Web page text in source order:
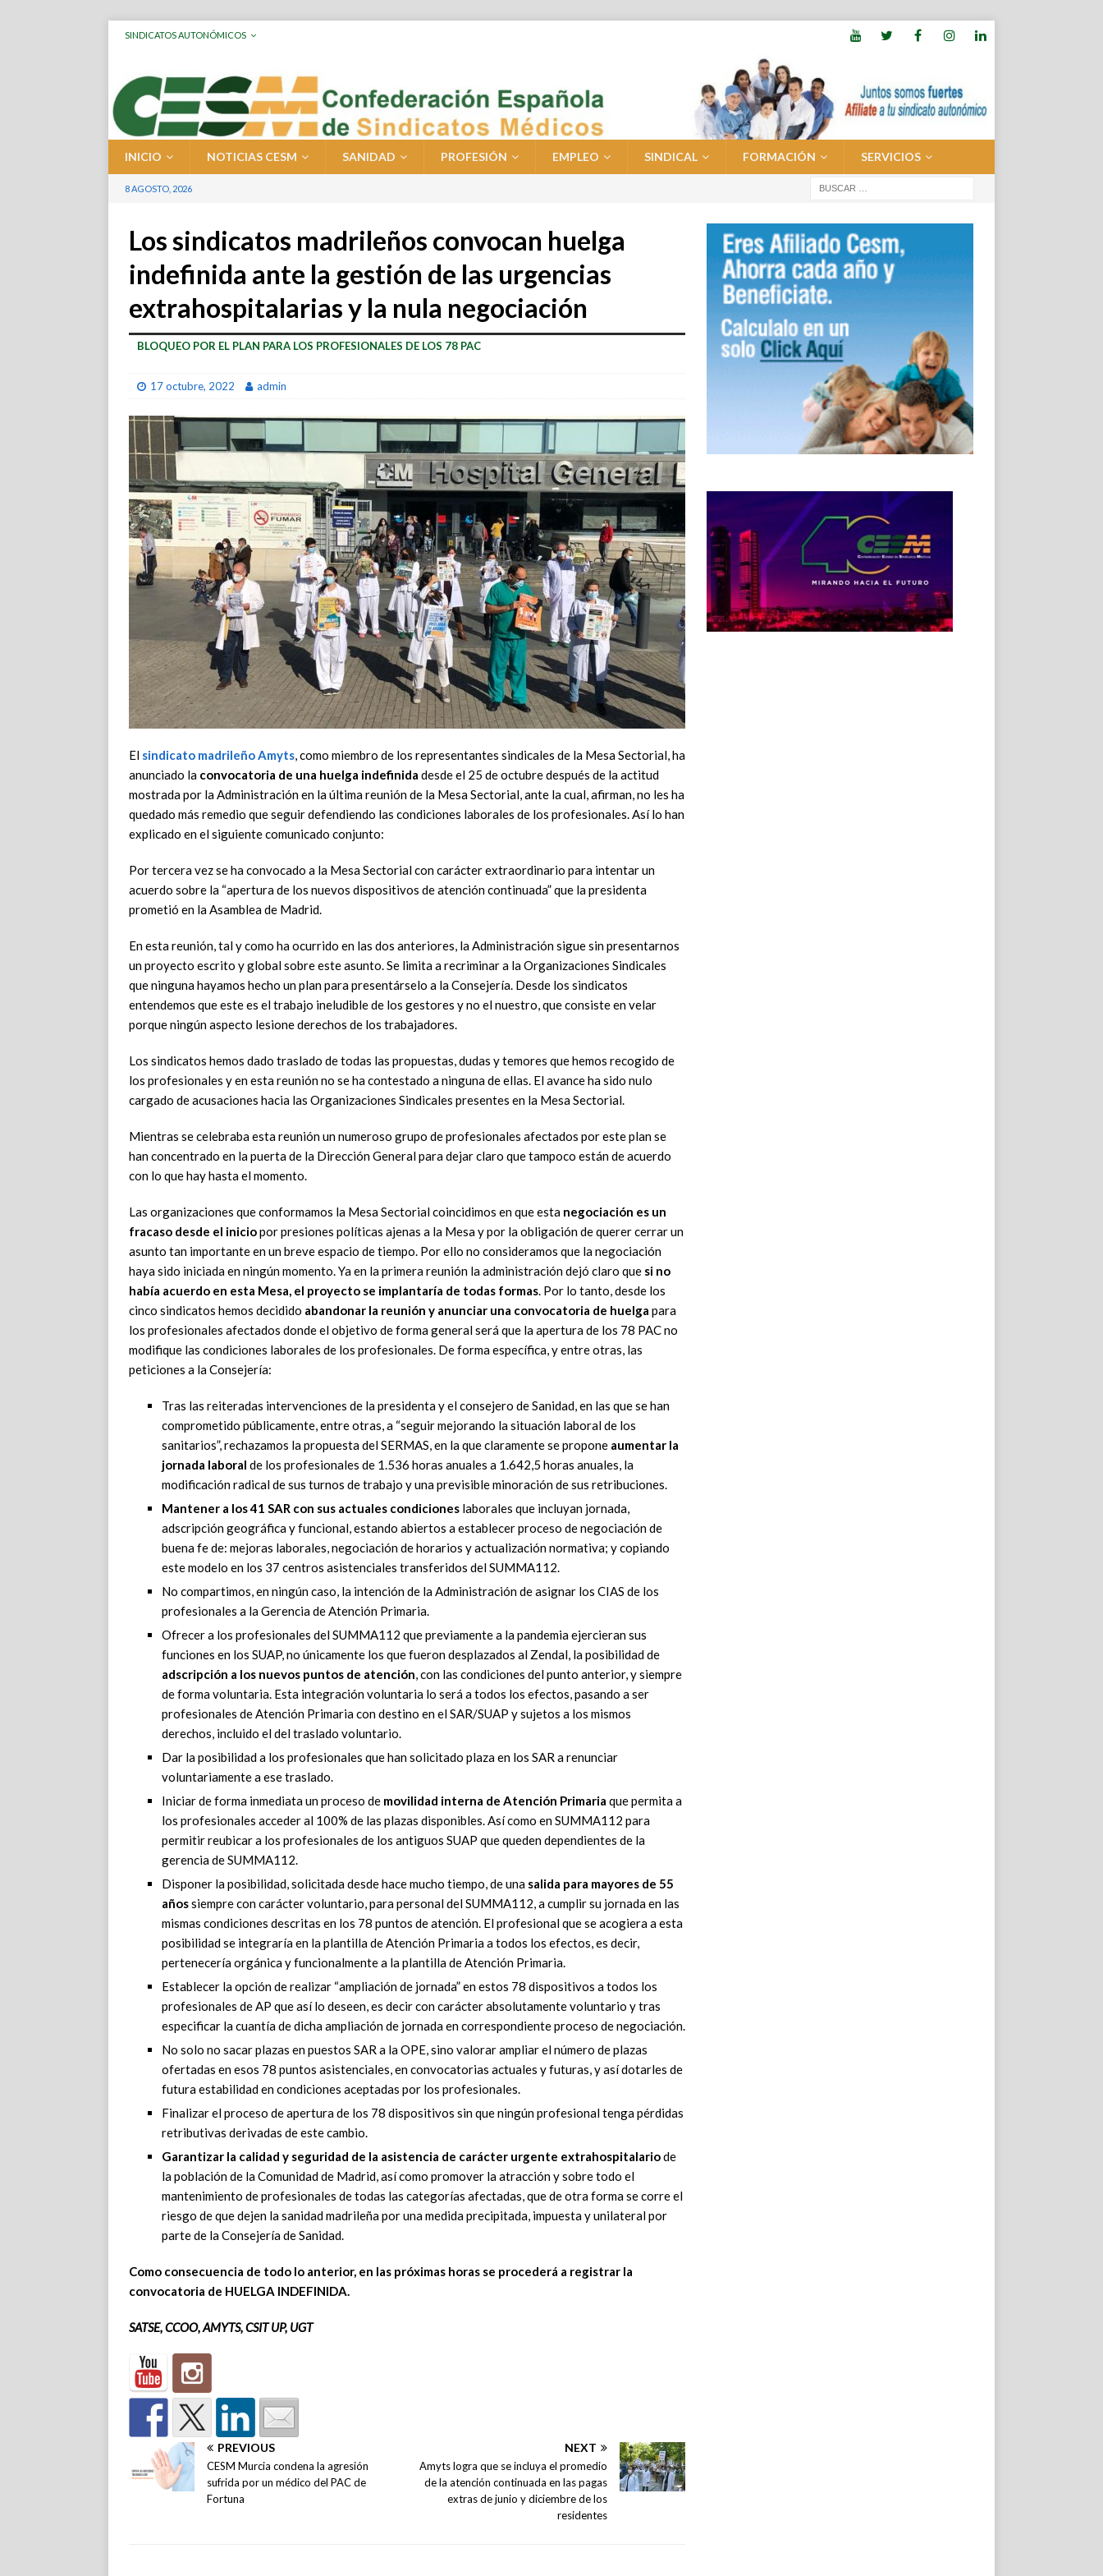
SINDICATOS AUTONÓMICOS
INICIO NOTICIAS CESM SANIDAD PROFESIÓN EMPLEO SINDICAL FORMACIÓN SERVICIOS
8 AGOSTO, 2026
Los sindicatos madrileños convocan huelga
indefinida ante la gestión de las urgencias
extrahospitalarias y la nula negociación
BLOQUEO POR EL PLAN PARA LOS PROFESIONALES DE LOS 78 PAC
17 octubre, 2022 admin
El sindicato madrileñoAmyts, como miembro de los representantes sindicales de la Mesa Sectorial, ha
anunciado la convocatoria de una huelga indefinida desde el 25 de octubre después de la actitud
mostrada por la Administración en la última reunión de la Mesa Sectorial, ante la cual, afirman, no les ha
quedado más remedio que seguir defendiendo las condiciones laborales de los profesionales. Así lo han
explicado en el siguiente comunicado conjunto:
Por tercera vez se ha convocado a la Mesa Sectorial con carácter extraordinario para intentar un
acuerdo sobre la “apertura de los nuevos dispositivos de atención continuada” que la presidenta
prometió en la Asamblea de Madrid.
En esta reunión, tal y como ha ocurrido en las dos anteriores, la Administración sigue sin presentarnos
un proyecto escrito y global sobre este asunto. Se limita a recriminar a la Organizaciones Sindicales
que ninguna hayamos hecho un plan para presentárselo a la Consejería. Desde los sindicatos
entendemos que este es el trabajo ineludible de los gestores y no el nuestro, que consiste en velar
porque ningún aspecto lesione derechos de los trabajadores.
Los sindicatos hemos dado traslado de todas las propuestas, dudas y temores que hemos recogido de
los profesionales y en esta reunión no se ha contestado a ninguna de ellas. El avance ha sido nulo
cargado de acusaciones hacia las Organizaciones Sindicales presentes en la Mesa Sectorial.
Mientras se celebraba esta reunión un numeroso grupo de profesionales afectados por este plan se
han concentrado en la puerta de la Dirección General para dejar claro que tampoco están de acuerdo
con lo que hay hasta el momento.
Las organizaciones que conformamos la Mesa Sectorial coincidimos en que esta negociación es un
fracaso desde el iniciopor presiones políticas ajenas a la Mesa y por la obligación de querer cerrar un
asunto tan importante en un breve espacio de tiempo. Por ello no consideramos que la negociación
haya sido iniciada en ningún momento. Ya en la primera reunión la administración dejó claro que si no
había acuerdo en esta Mesa, el proyecto se implantaría de todas formas. Por lo tanto, desde los
cinco sindicatos hemos decidido abandonar la reunión y anunciar una convocatoria de huelga para
los profesionales afectados donde el objetivo de forma general será que la apertura de los 78 PAC no
modifique las condiciones laborales de los profesionales. De forma específica, y entre otras, las
peticiones a la Consejería:
Tras las reiteradas intervenciones de la presidenta y el consejero de Sanidad, en las que se han
comprometido públicamente, entre otras, a “seguir mejorando la situación laboral de los
sanitarios”, rechazamos la propuesta del SERMAS, en la que claramente se propone aumentar la
jornada laboral de los profesionales de 1.536 horas anuales a 1.642,5 horas anuales, la
modificación radical de sus turnos de trabajo y una previsible minoración de sus retribuciones.
Mantener a los 41 SAR con sus actuales condiciones laborales que incluyan jornada,
adscripción geográfica y funcional, estando abiertos a establecer proceso de negociación de
buena fe de: mejoras laborales, negociación de horarios y actualización normativa; y copiando
este modelo en los 37 centros asistenciales transferidos del SUMMA112.
No compartimos, en ningún caso, la intención de la Administración de asignar los CIAS de los
profesionales a la Gerencia de Atención Primaria.
Ofrecer a los profesionales del SUMMA112 que previamente a la pandemia ejercieran sus
funciones en los SUAP, no únicamente los que fueron desplazados al Zendal, la posibilidad de
adscripción a los nuevos puntos de atención, con las condiciones del punto anterior, y siempre
de forma voluntaria. Esta integración voluntaria lo será a todos los efectos, pasando a ser
profesionales de Atención Primaria con destino en el SAR/SUAP y sujetos a los mismos
derechos, incluido el del traslado voluntario.
Dar la posibilidad a los profesionales que han solicitado plaza en los SAR a renunciar
voluntariamente a ese traslado.
Iniciar de forma inmediata un proceso de movilidad interna de Atención Primaria que permita a
los profesionales acceder al 100% de las plazas disponibles. Así como en SUMMA112 para
permitir reubicar a los profesionales de los antiguos SUAP que queden dependientes de la
gerencia de SUMMA112.
Disponer la posibilidad, solicitada desde hace mucho tiempo, de una salida para mayores de 55
añossiempre con carácter voluntario, para personal del SUMMA112, a cumplir su jornada en las
mismas condiciones descritas en los 78 puntos de atención. El profesional que se acogiera a esta
posibilidad se integraría en la plantilla de Atención Primaria a todos los efectos, es decir,
pertenecería orgánica y funcionalmente a la plantilla de Atención Primaria.
Establecer la opción de realizar “ampliación de jornada” en estos 78 dispositivos a todos los
profesionales de AP que así lo deseen, es decir con carácter absolutamente voluntario y tras
especificar la cuantía de dicha ampliación de jornada en correspondiente proceso de negociación.
No solo no sacar plazas en puestos SAR a la OPE, sino valorar ampliar el número de plazas
ofertadas en esos 78 puntos asistenciales, en convocatorias actuales y futuras, y así dotarles de
futura estabilidad en condiciones aceptadas por los profesionales.
Finalizar el proceso de apertura de los 78 dispositivos sin que ningún profesional tenga pérdidas
retributivas derivadas de este cambio.
Garantizar la calidad y seguridad de la asistencia de carácter urgente extrahospitalariode
la población de la Comunidad de Madrid, así como promover la atracción y sobre todo el
mantenimiento de profesionales de todas las categorías afectadas, que de otra forma se corre el
riesgo de que dejen la sanidad madrileña por una medida precipitada, impuesta y unilateral por
parte de la Consejería de Sanidad.
Como consecuencia de todo lo anterior, en las próximas horas se procederá a registrar la
convocatoria de HUELGA INDEFINIDA.
SATSE, CCOO, AMYTS, CSIT UP, UGT
PREVIOUS
CESM Murcia condena la agresión
sufrida por un médico del PAC de
Fortuna
NEXT
Amyts logra que se incluya el promedio
de la atención continuada en las pagas
extras de junio y diciembre de los
residentes